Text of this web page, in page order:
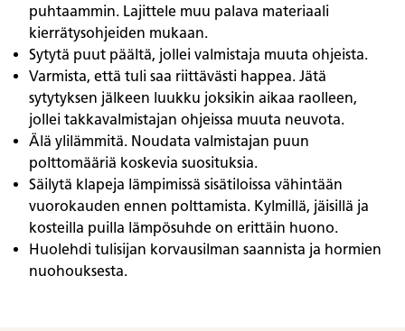
puhtaammin. Lajittele muu palava materiaali
kierrätysohjeiden mukaan.
Sytytä puut päältä, jollei valmistaja muuta ohjeista.
Varmista, että tuli saa riittävästi happea. Jätä
sytytyksen jälkeen luukku joksikin aikaa raolleen,
jollei takkavalmistajan ohjeissa muuta neuvota.
Älä ylilämmitä. Noudata valmistajan puun
polttomääriä koskevia suosituksia.
Säilytä klapeja lämpimissä sisätiloissa vähintään
vuorokauden ennen polttamista. Kylmillä, jäisillä ja
kosteilla puilla lämpösuhde on erittäin huono.
Huolehdi tulisijan korvausilman saannista ja hormien
nuohouksesta.